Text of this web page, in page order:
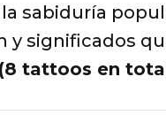
sabiduría
y significados
tattoos en